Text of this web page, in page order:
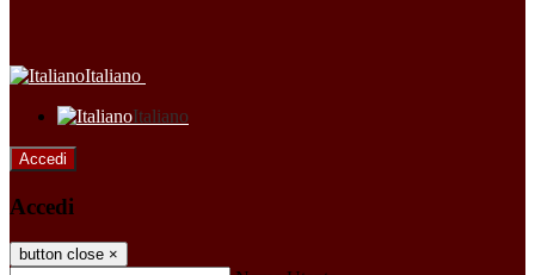
Italiano
Italiano
Accedi
Accedi
button close ×